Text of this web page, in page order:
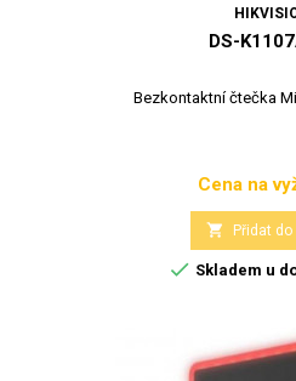
DS-
Bezkontaktní čtečka
Cena na
 Přidat do
 Skladem u